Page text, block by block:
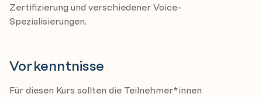
Classification and Marking Overview
MQC for Classification and Marking
Use of QoS Preclassify
Campus Classification and Marking
Zertifizierung und verschiedener Voice-
Spezialisierungen.
Vorkenntnisse
Für diesen Kurs sollten die Teilnehmer*innen